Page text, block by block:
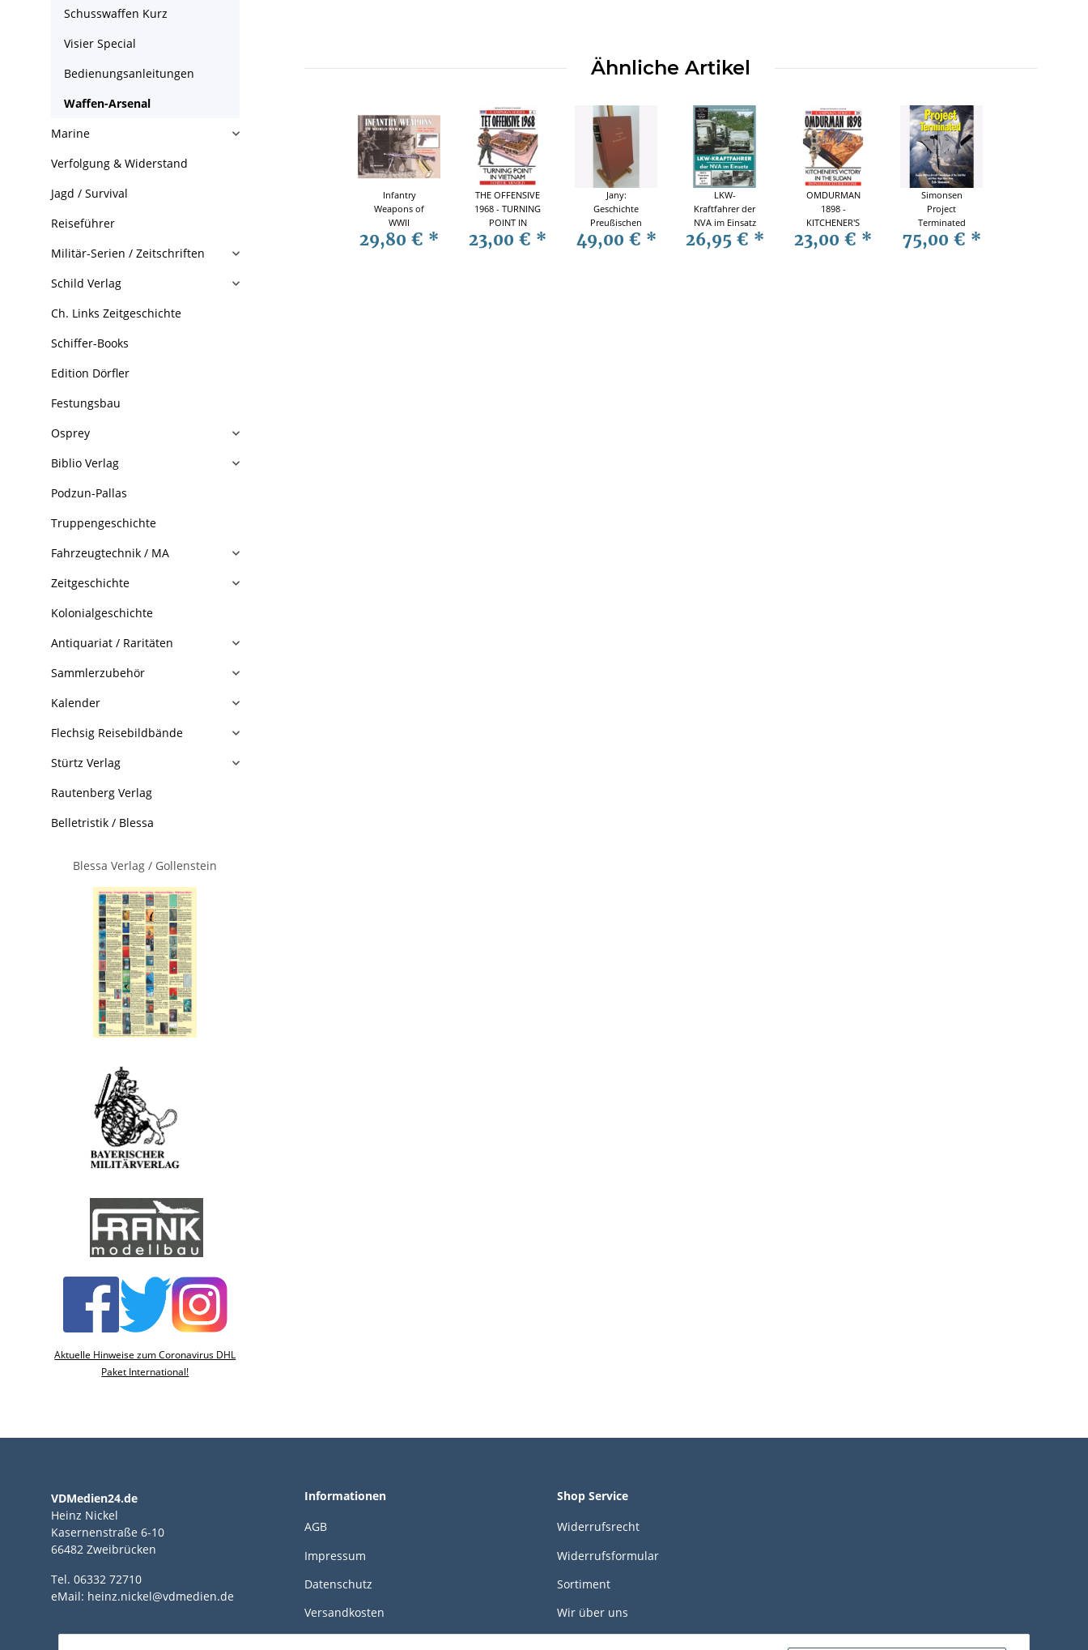
Ähnliche Artikel
Infantry
Weapons of
WWII
Waffenlexikon
Infanterie
29,80 € *
THE OFFENSIVE
1968 - TURNING
POINT IN
VIETNAM (CAM
23,00 € *
Jany:
Geschichte
Preußischen
Armee 15.
Jahrhundert
49,00 € *
LKW-
Kraftfahrer der
NVA im Einsatz
26,95 € *
OMDURMAN
1898 -
KITCHENER'S
VICTORY IN THE
SUDAN (CAM
23,00 € *
Simonsen
Project
Terminated
Famous
Military Aircraft
75,00 € *
Schusswaffen Kurz
Visier Special
Bedienungsanleitungen
Waffen-Arsenal
Marine
Verfolgung & Widerstand
Jagd / Survival
Reiseführer
Militär-Serien / Zeitschriften
Schild Verlag
Ch. Links Zeitgeschichte
Schiffer-Books
Edition Dörfler
Festungsbau
Osprey
Biblio Verlag
Podzun-Pallas
Truppengeschichte
Fahrzeugtechnik / MA
Zeitgeschichte
Kolonialgeschichte
Antiquariat / Raritäten
Sammlerzubehör
Kalender
Flechsig Reisebildbände
Stürtz Verlag
Rautenberg Verlag
Belletristik / Blessa
Blessa Verlag / Gollenstein
Aktuelle Hinweise zum Coronavirus DHL
Paket International!
VDMedien24.de
Heinz Nickel
Kasernenstraße 6-10
66482 Zweibrücken
Tel. 06332 72710
eMail: heinz.nickel@vdmedien.de
Informationen
AGB
Impressum
Datenschutz
Versandkosten
Shop Service
Widerrufsrecht
Widerrufsformular
Sortiment
Wir über uns